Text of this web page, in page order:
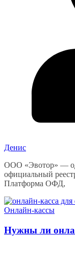
Денис
ООО «Эвотор» —
официальный
Платформа ОФД,
Онлайн-кассы
Нужны ли